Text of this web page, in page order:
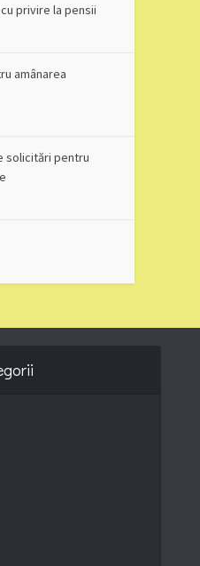
privire la pensii
amânarea
solicitări pentru